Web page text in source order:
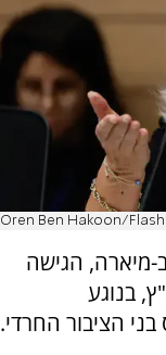
מיארה, הגישה
בנוגע
בני הציבור החרדי.